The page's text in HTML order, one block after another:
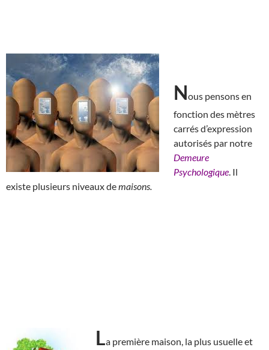
Nous pensons en
fonction des mètres
carrés d’expression
autorisés par notre
Demeure
Psychologique . Il
existe plusieurs niveaux demaisons.
La première maison, la plus usuelle et